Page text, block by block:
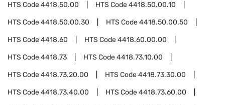
HTS Code4418.50.00 HTS Code4418.50.00.10
HTS Code4418.50.00.30 HTS Code4418.50.00.50
HTS Code4418.60 HTS Code4418.60.00.00
HTS Code4418.73 HTS Code4418.73.10.00
HTS Code4418.73.20.00 HTS Code4418.73.30.00
HTS Code4418.73.40.00 HTS Code4418.73.60.00